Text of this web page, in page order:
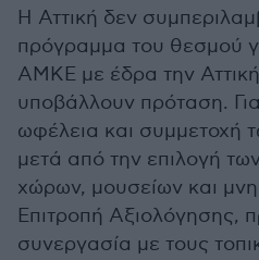
Η Αττική δεν
πρόγραμμα του θεσμού
ΑΜΚΕ με έδρα την
υποβάλλουν πρόταση.
ωφέλεια και συμμετοχή
μετά από την επιλογή
χώρων, μουσείων και
Επιτροπή Αξιολόγησης,
συνεργασία με τους